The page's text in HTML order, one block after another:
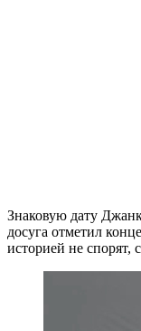
Знаковую дату
досуга отметил
историей не спорят,